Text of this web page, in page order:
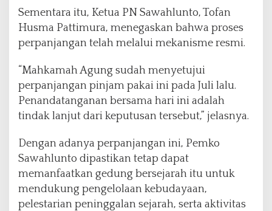
Sementara itu, Ketua PN Sawahlunto, Tofan
Husma Pattimura, menegaskan bahwa proses
perpanjangan telah melalui mekanisme resmi.
“Mahkamah Agung sudah menyetujui
perpanjangan pinjam pakai ini pada Juli lalu.
Penandatanganan bersama hari ini adalah
tindak lanjut dari keputusan tersebut,” jelasnya.
Dengan adanya perpanjangan ini, Pemko
Sawahlunto dipastikan tetap dapat
memanfaatkan gedung bersejarah itu untuk
mendukung pengelolaan kebudayaan,
pelestarian peninggalan sejarah, serta aktivitas